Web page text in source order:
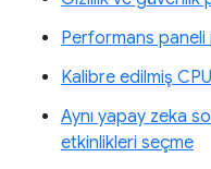
Performans paneli
Kalibre edilmiş CPU
Aynı yapay zeka
etkinlikleri seçme